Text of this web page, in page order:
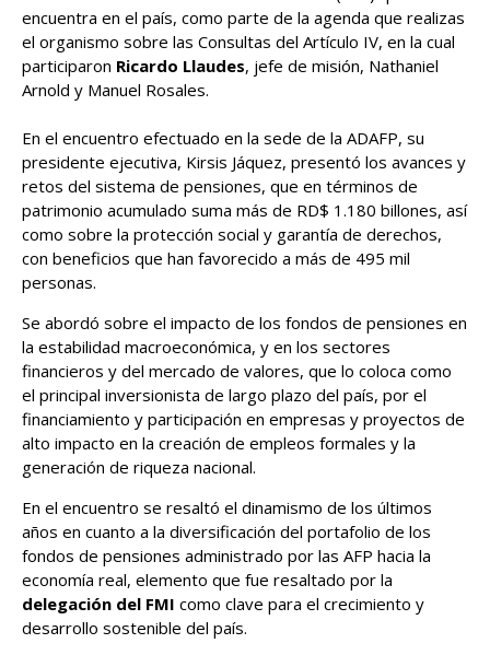
encuentra en el país, como parte de la agenda que realizas
el organismo sobre las Consultas del Artículo IV, en la cual
participaron Ricardo Llaudes, jefe de misión, Nathaniel
Arnold y Manuel Rosales.
En el encuentro efectuado en la sede de la ADAFP, su
presidente ejecutiva, Kirsis Jáquez, presentó los avances y
retos del sistema de pensiones, que en términos de
patrimonio acumulado suma más de RD$ 1.180 billones, así
como sobre la protección social y garantía de derechos,
con beneficios que han favorecido a más de 495 mil
personas.
Se abordó sobre el impacto de los fondos de pensiones en
la estabilidad macroeconómica, y en los sectores
financieros y del mercado de valores, que lo coloca como
el principal inversionista de largo plazo del país, por el
financiamiento y participación en empresas y proyectos de
alto impacto en la creación de empleos formales y la
generación de riqueza nacional.
En el encuentro se resaltó el dinamismo de los últimos
años en cuanto a la diversificación del portafolio de los
fondos de pensiones administrado por las AFP hacia la
economía real, elemento que fue resaltado por la
delegación del FMI como clave para el crecimiento y
desarrollo sostenible del país.